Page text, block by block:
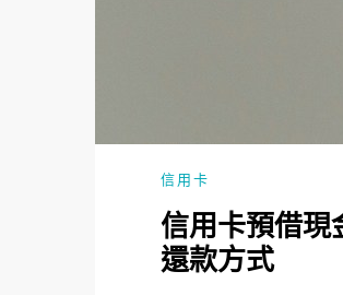
信用卡
信用卡預借現
還款方式